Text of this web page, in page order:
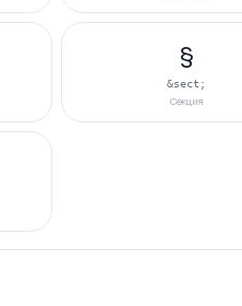
§
&sect;
Секция